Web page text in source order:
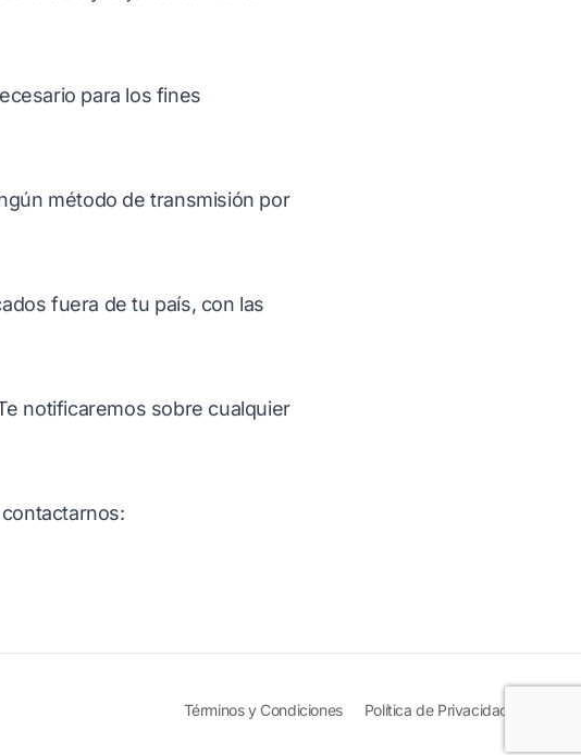
para los fines
método de transmisión por
fuera de tu país, con las
notificaremos sobre cualquier
Términos y Condiciones Política de Privacidad